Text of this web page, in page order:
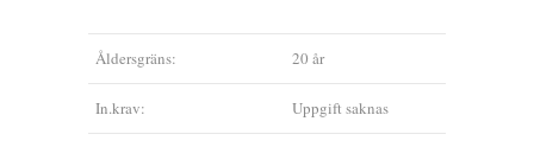
Åldersgräns: 20 år
In.krav: Uppgift saknas